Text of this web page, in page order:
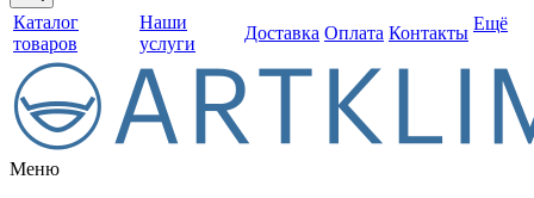
Каталог
товаров
Наши
услуги
Доставка Оплата Контакты Ещё
Меню